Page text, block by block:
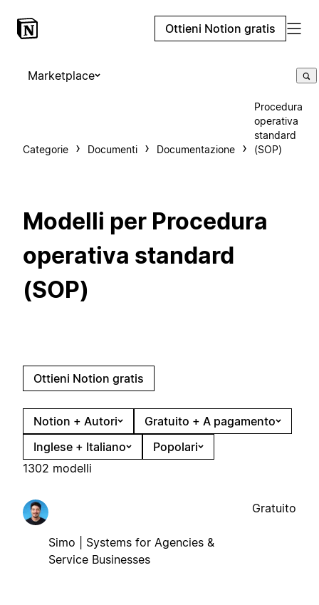
Ottieni Notion gratis
Marketplace
Categorie Documenti Documentazione
Procedura
operativa
standard
(SOP)
Modelli per Procedura
operativa standard
(SOP)
Ottieni Notion gratis
Notion + Autori
Gratuito + A pagamento
Inglese + Italiano
Popolari
1302 modelli
Simo | Systems for Agencies &
Service Businesses
Gratuito